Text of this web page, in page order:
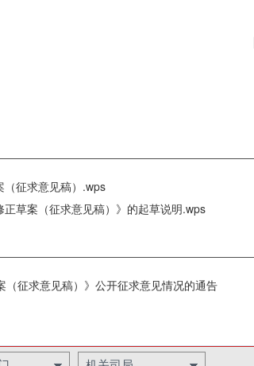
征求意见稿）.wps
草案（征求意见稿）》的起草说明.wps
征求意见稿）》公开征求意见情况的通告